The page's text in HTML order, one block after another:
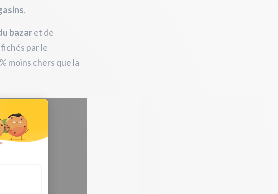
.
bazaret de
par le
moins chers que la